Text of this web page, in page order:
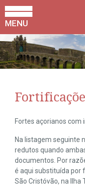
MENU
Fortes açorianos com
Na listagem seguinte
redutos quando
documentos. Por
é aqui substituída por
São Cristóvão, na Ilha